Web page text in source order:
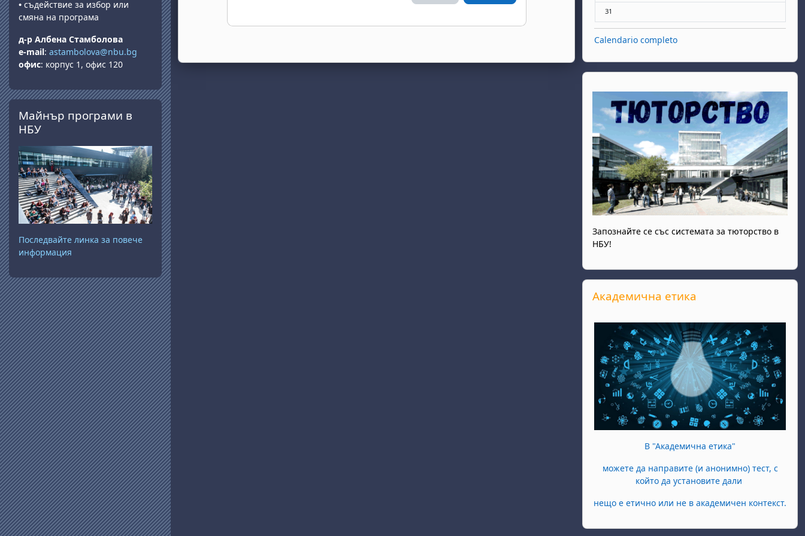
31
Calendario completo
Запознайте се със системата за тюторство в
НБУ!
Salta Академична етика
Академична етика
В "Академична етика"
можете да направите (и анонимно) тест, с
който да установите дали
нещо е етично или не в академичен контекст.
• съдействие за избор или
смяна на програма
д-р Албена Стамболова
e-mail: astambolova@nbu.bg
офис: корпус 1, офис 120
Salta Майнър програми в НБУ
Майнър програми в
НБУ
Последвайте линка за повече
информация